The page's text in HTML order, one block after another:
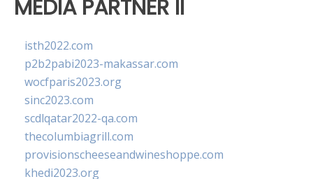
MEDIA PARTNER II
isth2022.com
p2b2pabi2023-makassar.com
wocfparis2023.org
sinc2023.com
scdlqatar2022-qa.com
thecolumbiagrill.com
provisionscheeseandwineshoppe.com
khedi2023.org